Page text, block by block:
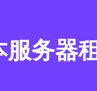
服务器